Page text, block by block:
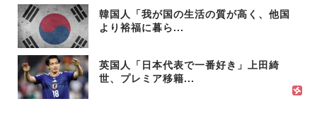
韓国人「我が国の生活の質が高く、他国
より裕福に暮ら...
英国人「日本代表で一番好き」上田綺
世、プレミア移籍...